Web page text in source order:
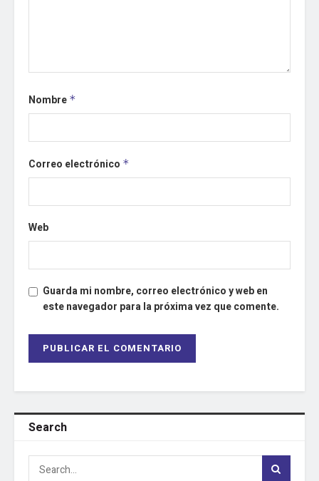
Nombre *
Correo electrónico *
Web
Guarda mi nombre, correo electrónico y web en
este navegador para la próxima vez que comente.
Search